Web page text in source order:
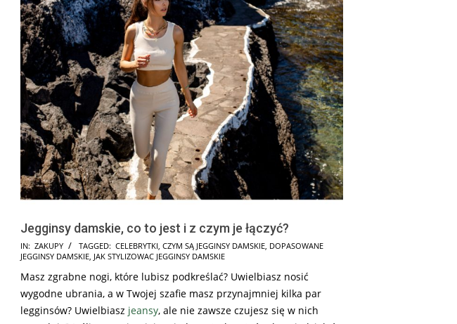
Jegginsy damskie, co to jest i z czym je łączyć?
2025-
07-
13
IN: ZAKUPY TAGGED: CELEBRYTKI CZYM SĄ JEGGINSY DAMSKIE DOPASOWANE
JEGGINSY DAMSKIE JAK STYLIZOWAC JEGGINSY DAMSKIE
Masz zgrabne nogi, które lubisz podkreślać? Uwielbiasz nosić
wygodne ubrania, a w Twojej szafie masz przynajmniej kilka par
legginsów? Uwielbiasz jeansy, ale nie zawsze czujesz się w nich